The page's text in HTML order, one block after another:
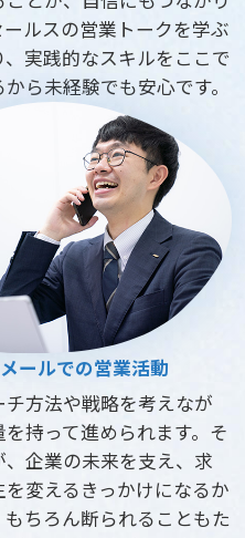
ールスの営業トークを学ぶ
実践的なスキルをここで
ら未経験でも安心です。
ールでの営業活動
チ方法や戦略を考えなが
持って進められます。そ
企業の未来を支え、求
変えるきっかけになるか
ちろん断られることもた